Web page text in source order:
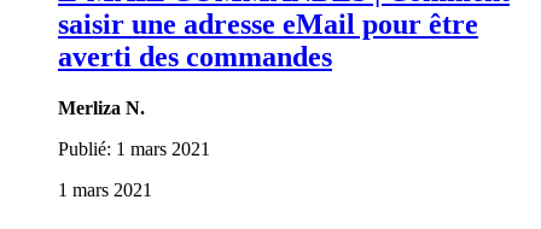
saisir une adresse eMail pour être
averti des commandes
Merliza N.
Publié: 1 mars 2021
1 mars 2021